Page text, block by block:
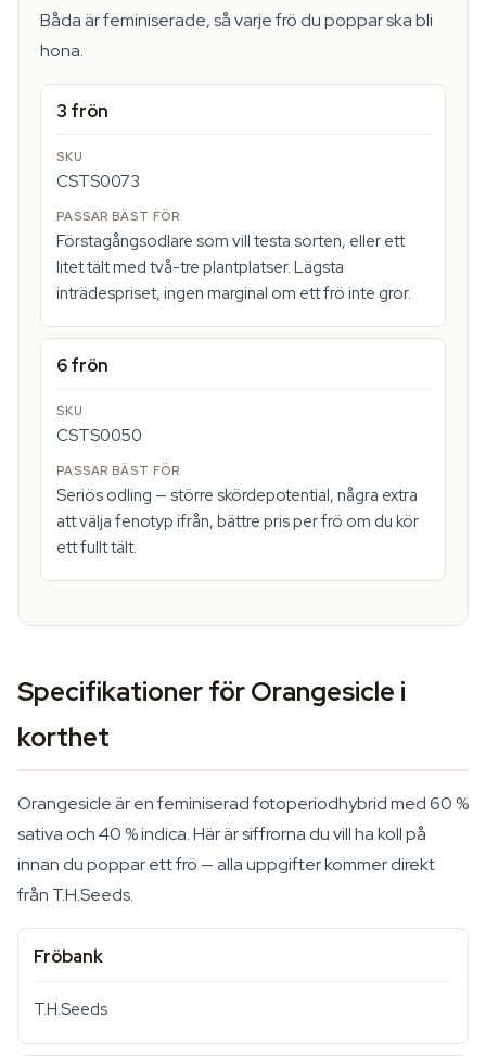
Båda är feminiserade, så varje frö du poppar ska bli
hona.
3 frön
CSTS0073
Förstagångsodlare som vill testa sorten, eller ett
litet tält med två-tre plantplatser. Lägsta
inträdespriset, ingen marginal om ett frö inte gror.
6 frön
CSTS0050
Seriös odling — större skördepotential, några extra
att välja fenotyp ifrån, bättre pris per frö om du kör
ett fullt tält.
Specifikationer för Orangesicle i
korthet
Orangesicle är en feminiserad fotoperiodhybrid med 60 %
sativa och 40 % indica. Här är siffrorna du vill ha koll på
innan du poppar ett frö — alla uppgifter kommer direkt
från T.H.Seeds.
Fröbank
T.H.Seeds